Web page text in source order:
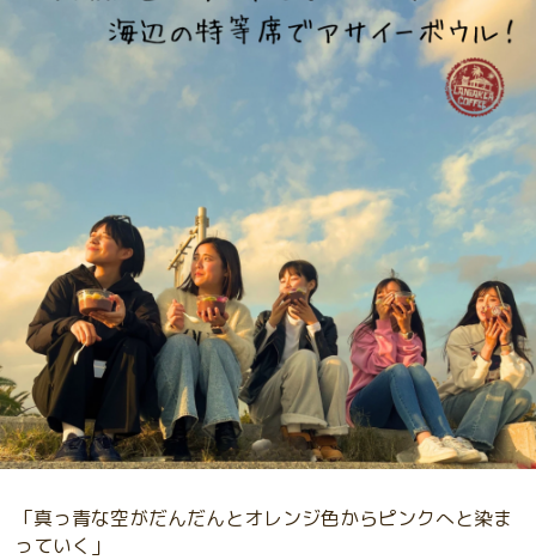
「真っ青な空がだんだんとオレンジ色からピンクへと染ま
っていく」